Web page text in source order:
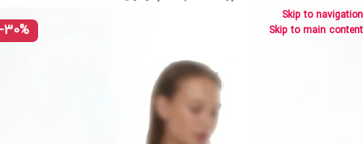
Skip to navigation
Skip to main content
-30%